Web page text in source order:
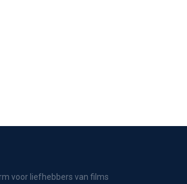
voor liefhebbers van films